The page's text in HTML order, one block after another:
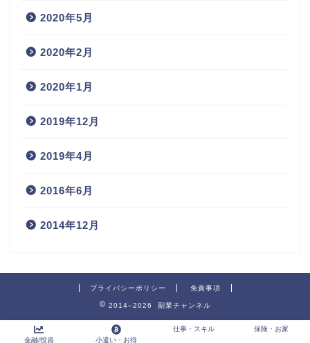
2020年5月
2020年2月
2020年1月
2019年12月
2019年4月
2016年6月
2014年12月
プライバシーポリシー 免責事項
2014–2026 副業チャンネル
金融/投資 小遣い・お得
仕事・スキル 保険・お家